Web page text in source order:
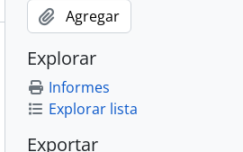
Agregar
Explorar
Informes
Explorar lista
Exportar